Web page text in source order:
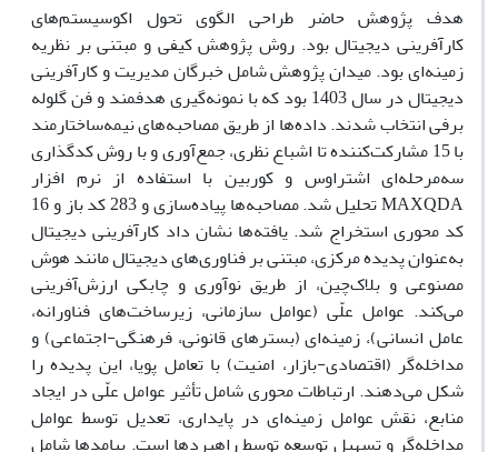
هدف پژوهش حاضر طراحی الگوی تحول اکوسیستم‌های
کارآفرینی دیجیتال بود. روش پژوهش کیفی و مبتنی بر نظریه
زمینه‌ای بود. میدان پژوهش شامل خبرگان مدیریت و کارآفرینی
دیجیتال در سال 1403 بود که با نمونه‌گیری هدفمند و فن گلوله
برفی انتخاب شدند. داده‌ها از طریق مصاحبه‌های نیمه‌ساختارمند
با 15 مشارکت‌کننده تا اشباع نظری، جمع‌آوری و با روش کدگذاری
سه‌مرحله‌ای اشتراوس و کوربین با استفاده از نرم افزار
MAXQDA تحلیل شد. مصاحبه‌ها پیاده‌سازی و 283 کد باز و 16
کد محوری استخراج شد. یافته‌ها نشان داد کارآفرینی دیجیتال
به‌عنوان پدیده مرکزی، مبتنی بر فناوری‌های دیجیتال مانند هوش
مصنوعی و بلاک‌چین، از طریق نوآوری و چابکی ارزش‌آفرینی
می‌کند. عوامل علّی (عوامل سازمانی، زیرساخت‌های فناورانه،
عامل انسانی)، زمینه‌ای (بسترهای قانونی، فرهنگی-اجتماعی) و
مداخله‌گر (اقتصادی-بازار، امنیت) با تعامل پویا، این پدیده را
شکل می‌دهند. ارتباطات محوری شامل تأثیر عوامل علّی در ایجاد
منابع، نقش عوامل زمینه‌ای در پایداری، تعدیل توسط عوامل
مداخله‌گر و تسهیل توسعه توسط راهبردها است. پیامدها شامل